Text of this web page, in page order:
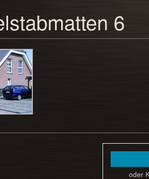
6
oder